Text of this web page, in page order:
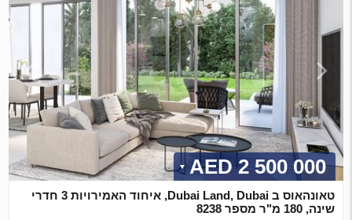
2 500 000 AED
טאונהאוס ב Dubai Land, Dubai, איחוד האמירויות 3 חדרי
שינה, 180 מ"ר מספר 8238